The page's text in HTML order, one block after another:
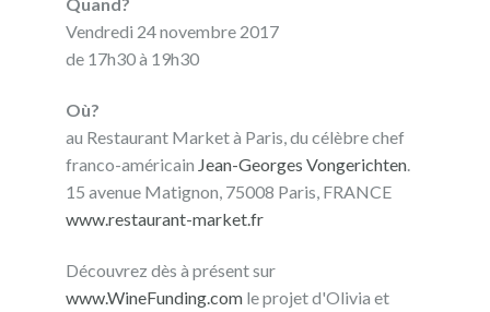
Vendredi 24 novembre 2017
de 17h30 à 19h30
Où?
au Restaurant Market à Paris, du célèbre chef
franco-américain Jean-Georges Vongerichten.
15 avenue Matignon, 75008 Paris, FRANCE
www.restaurant-market.fr
Découvrez dès à présent sur
www.WineFunding.com le projet d'Olivia et